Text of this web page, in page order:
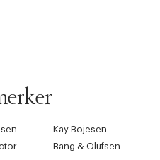
Kay Bojesen
Bang & Olufsen